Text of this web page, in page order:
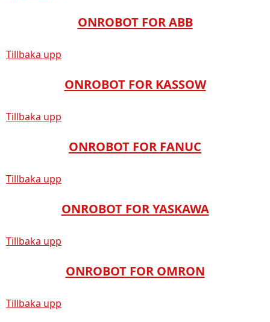
ONROBOT FOR ABB
Tillbaka upp
ONROBOT FOR KASSOW
Tillbaka upp
ONROBOT FOR FANUC
Tillbaka upp
ONROBOT FOR YASKAWA
Tillbaka upp
ONROBOT FOR OMRON
Tillbaka upp